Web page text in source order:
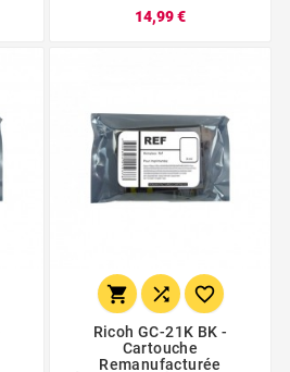
14,99 €
  
Ricoh GC-21K BK -
Cartouche
Remanufacturée